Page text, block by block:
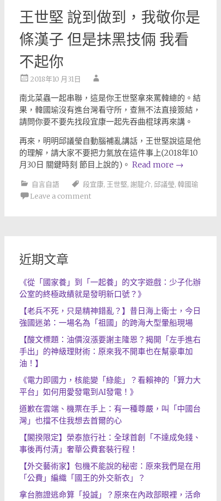
王世堅 說到做到，我敬你是
條漢子 但是抺黑技倆 我看
不起你
2018年10 月31日
南北菜蟲一起串聯，這是你王世堅拿來罵韓總的。結
果，韓國瑜沒有進台灣看守所，查無不法直接簽結，
請問你要不要先找段宜康一起先吞曲棍球再來講。
再來，明明邱議瑩自動腦補亂講話，王世堅說這是他
的理解，請大家不要把力氣放在這件事上(2018年10
月30日 關鍵時刻 節目上說的)。 Read more →
自言自語 段宜康, 王世堅, 謝龍介, 邱議瑩, 韓國瑜
Leave a comment
近期文章
《從「國家養」到「一起養」的文字遊戲：少子化辦
公室的終極政績就是發明新口號？》
【老兵不死，只是精神錯亂？】昔日海上衛士，今日
強國迷弟：一場名為「祖國」的跨海大型暈船現場
【酸文標題：油價沒漲要謝主隆恩？揭開「左手進右
手出」的神級理財術：原來我不開車也在幫豪車加
油！】
《電力即國力，核能變「綠能」？看賴神的「算力大
平台」如何用愛發電到AI發電！》
道歉在雲端、機票在手上：有一種尊嚴，叫「中國台
灣」也擋不住我想去首爾的心
【閣揆限定】榮泰旅行社：全球首創「不達成免錢、
事後再付清」奢華公費套裝行程！
【外交藝術家】包機不能說的秘密：原來我們是在用
「公費」編織「國王的外交新衣」？
拿台胞證逃命算「投誠」？原來在內政部眼裡，活命